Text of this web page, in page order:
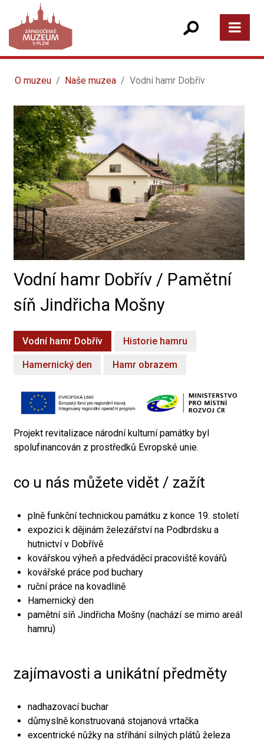
O muzeu Naše muzea Vodní hamr Dobřív
Vodní hamr Dobřív / Pamětní
síň Jindřicha Mošny
Vodní hamr Dobřív Historie hamru
Hamernický den Hamr obrazem
Projekt revitalizace národní kulturní památky byl
spolufinancován z prostředků Evropské unie.
co u nás můžete vidět / zažít
plně funkční technickou památku z konce 19. století
expozici k dějinám železářství na Podbrdsku a
hutnictví v Dobřívě
kovářskou výheň a předváděcí pracoviště kovářů
kovářské práce pod buchary
ruční práce na kovadlině
Hamernický den
pamětní síň Jindřicha Mošny (nachází se mimo areál
hamru)
zajímavosti a unikátní předměty
nadhazovací buchar
důmyslně konstruovaná stojanová vrtačka
excentrické nůžky na stříhání silných plátů železa